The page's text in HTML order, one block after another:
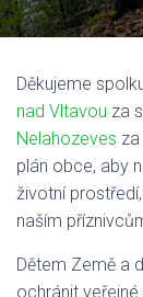
Děkujeme
nad Vltavou za
Nelahozeves
plán obce, aby
životní
naším
Dětem Země a
ochránit